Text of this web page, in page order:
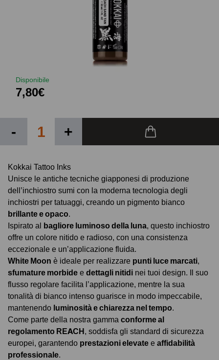
Disponibile
7,80€
- +
Kokkai Tattoo Inks
Unisce le antiche tecniche giapponesi di produzione
dell’inchiostro sumi con la moderna tecnologia degli
inchiostri per tatuaggi, creando un pigmento bianco
brillante e opaco.
Ispirato al bagliore luminoso della luna, questo inchiostro
offre un colore nitido e radioso, con una consistenza
eccezionale e un’applicazione fluida.
White Moon è ideale per realizzare punti luce marcati,
sfumature morbide e dettagli nitidi nei tuoi design. Il suo
flusso regolare facilita l’applicazione, mentre la sua
tonalità di bianco intenso guarisce in modo impeccabile,
mantenendo luminosità e chiarezza nel tempo.
Come parte della nostra gamma conforme al
regolamento REACH, soddisfa gli standard di sicurezza
europei, garantendo prestazioni elevate e affidabilità
professionale.